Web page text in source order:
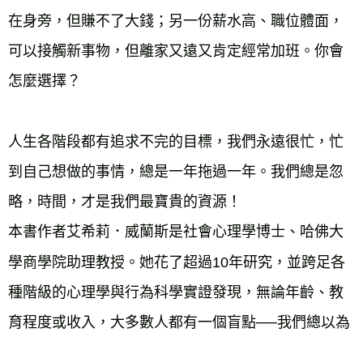
在身旁，但賺不了大錢；另一份薪水高、職位體面，
可以接觸新事物，但離家又遠又肯定經常加班。你會
怎麼選擇？
人生各階段都有追求不完的目標，我們永遠很忙，忙
到自己想做的事情，總是一年拖過一年。我們總是忽
略，時間，才是我們最寶貴的資源！
本書作者艾希莉．威蘭斯是社會心理學博士、哈佛大
學商學院助理教授。她花了超過10年研究，並跨足各
種階級的心理學與行為科學實證發現，無論年齡、教
育程度或收入，大多數人都有一個盲點──我們總以為